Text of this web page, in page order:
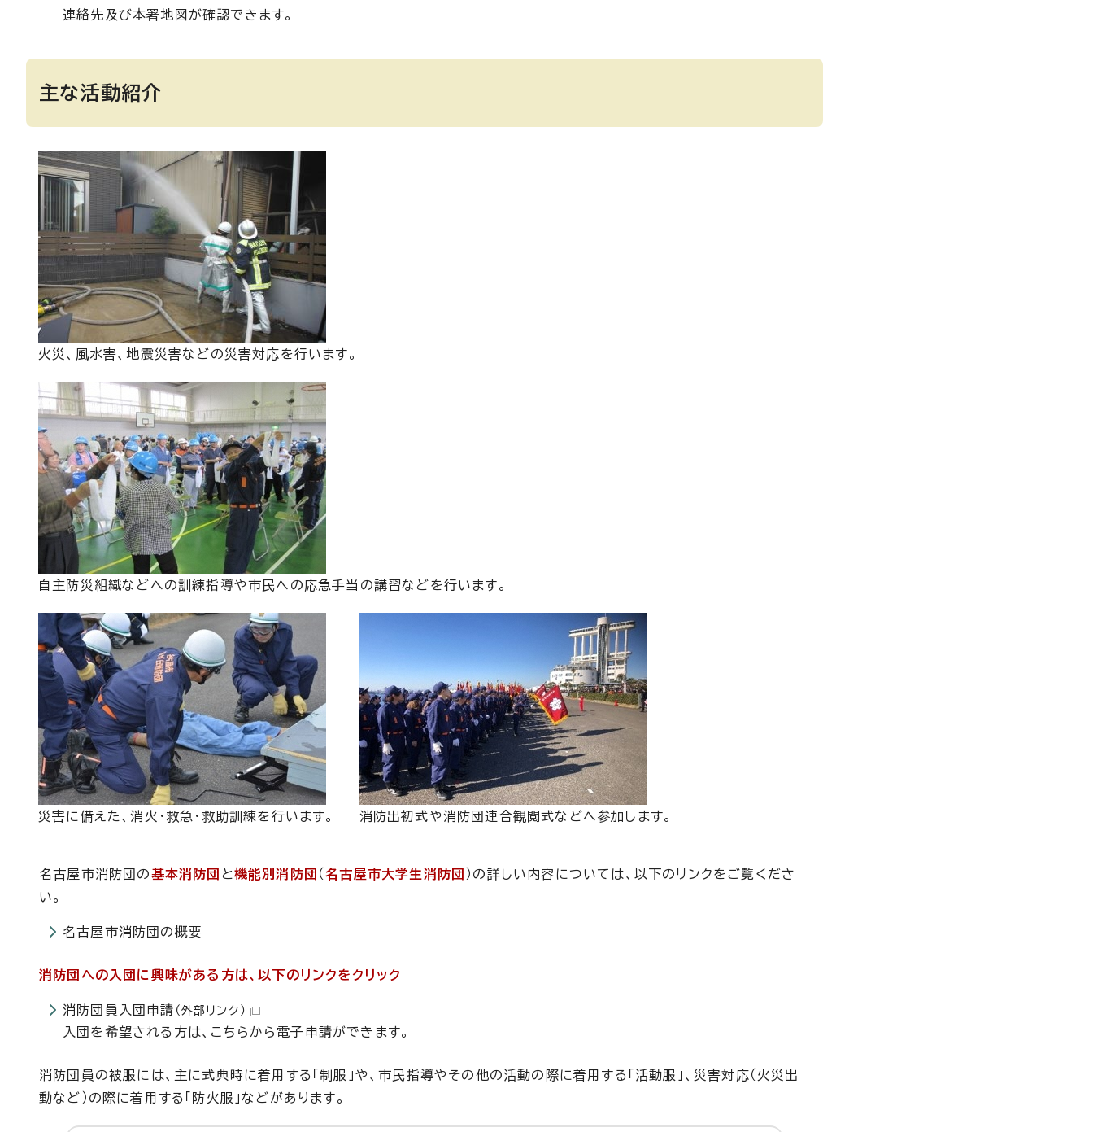
連絡先及び本署地図が確認できます。
主な活動紹介
火災、風水害、地震災害などの災害対応を行います。
自主防災組織などへの訓練指導や市民への応急手当の講習などを行います。
災害に備えた、消火・救急・救助訓練を行います。 消防出初式や消防団連合観閲式などへ参加します。
名古屋市消防団の基本消防団 と機能別消防団 （名古屋市大学生消防団 ）の詳しい内容については、以下のリンクをご覧くださ
い。
名古屋市消防団の概要
消防団への入団に興味がある方は、以下のリンクをクリック
消防団員入団申請 （外部リンク）
入団を希望される方は、こちらから電子申請ができます。
消防団員の被服には、主に式典時に着用する「制服」や、市民指導やその他の活動の際に着用する「活動服」、災害対応（火災出
動など）の際に着用する「防火服」などがあります。